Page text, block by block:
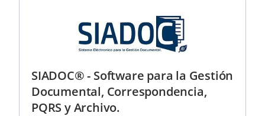
SIADOC® - Software para la Gestión
Documental, Correspondencia,
PQRS y Archivo.